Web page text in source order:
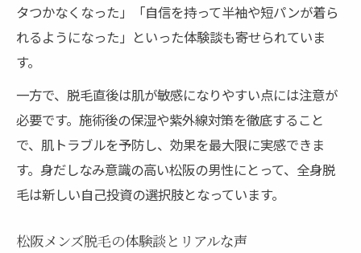
タつかなくなった」「自信を持って半袖や短パンが着ら
れるようになった」といった体験談も寄せられていま
す。
一方で、脱毛直後は肌が敏感になりやすい点には注意が
必要です。施術後の保湿や紫外線対策を徹底すること
で、肌トラブルを予防し、効果を最大限に実感できま
す。身だしなみ意識の高い松阪の男性にとって、全身脱
毛は新しい自己投資の選択肢となっています。
松阪メンズ脱毛の体験談とリアルな声